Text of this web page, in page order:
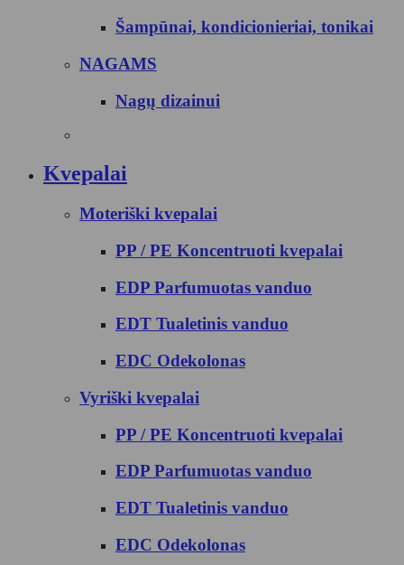
Šampūnai, kondicionieriai, tonikai
NAGAMS
Nagų dizainui
Kvepalai
Moteriški kvepalai
PP / PE Koncentruoti kvepalai
EDP Parfumuotas vanduo
EDT Tualetinis vanduo
EDC Odekolonas
Vyriški kvepalai
PP / PE Koncentruoti kvepalai
EDP Parfumuotas vanduo
EDT Tualetinis vanduo
EDC Odekolonas